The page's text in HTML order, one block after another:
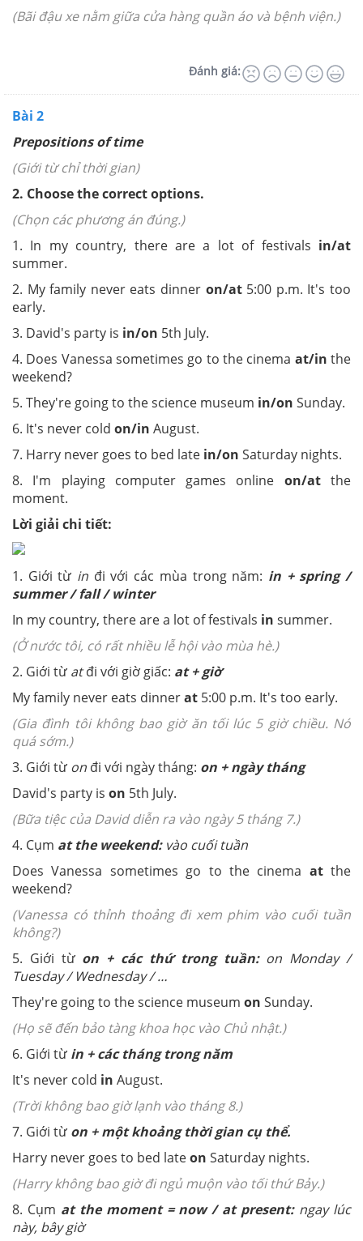
(Bãi đậu xe nằm giữa cửa hàng quần áo và bệnh viện.)
Đánh giá:
Bài 2
Prepositions of time
(Giới từ chỉ thời gian)
2. Choose the correct options.
(Chọn các phương án đúng.)
1. In my country, there are a lot of festivals in/at
summer.
2. My family never eats dinner on/at5:00 p.m. It's too
early.
3. David's party is in/on 5th July.
4. Does Vanessa sometimes go to the cinema at/in the
weekend?
5. They're going to the science museum in/on Sunday.
6. It's never cold on/in August.
7. Harry never goes to bed late in/on Saturday nights.
8. I'm playing computer games online on/atthe
moment.
Lời giải chi tiết:
1. Giới từ in đi với các mùa trong năm: in + spring /
summer / fall / winter
In my country, there are a lot of festivals in summer.
(Ở nước tôi, có rất nhiều lễ hội vào mùa hè.)
2. Giới từ atđi với giờ giấc: at + giờ
My family never eats dinnerat 5:00 p.m. It's too early.
(Gia đình tôi không bao giờ ăn tối lúc 5 giờ chiều. Nó
quá sớm.)
3. Giới từ on đi với ngày tháng: on + ngày tháng
David's party is on 5th July.
(Bữa tiệc của David diễn ra vào ngày 5 tháng 7.)
4. Cụm at the weekend: vào cuối tuần
Does Vanessa sometimes go to the cinema atthe
weekend?
(Vanessa có thỉnh thoảng đi xem phim vào cuối tuần
không?)
5. Giới từ on + các thứ trong tuần: on Monday /
Tuesday / Wednesday / …
They're going to the science museum on Sunday.
(Họ sẽ đến bảo tàng khoa học vào Chủ nhật.)
6. Giới từ in + các tháng trong năm
It's never cold in August.
(Trời không bao giờ lạnh vào tháng 8.)
7. Giới từ on + một khoảng thời gian cụ thể.
Harry never goes to bed lateon Saturday nights.
(Harry không bao giờ đi ngủ muộn vào tối thứ Bảy.)
8. Cụm at the moment = now / at present: ngay lúc
này, bây giờ